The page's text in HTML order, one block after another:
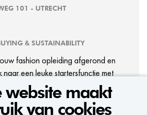
website maakt
van cookies
101 - UTRECHT
& SUSTAINABILITY
fashion opleiding afgerond en
een leuke startersfunctie met
Als Assistant Buyer
met productiesamples,
en het analyseren van